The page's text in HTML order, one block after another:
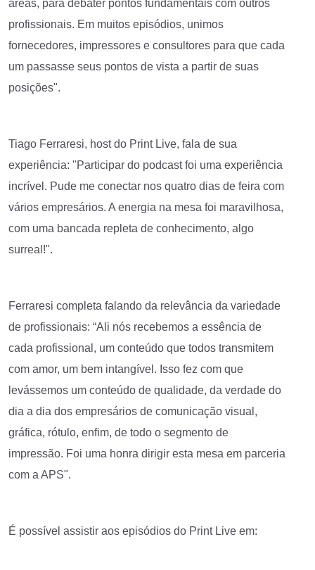
áreas, para debater pontos fundamentais com outros
profissionais. Em muitos episódios, unimos
fornecedores, impressores e consultores para que cada
um passasse seus pontos de vista a partir de suas
posições".
Tiago Ferraresi, host do Print Live, fala de sua
experiência: "Participar do podcast foi uma experiência
incrível. Pude me conectar nos quatro dias de feira com
vários empresários. A energia na mesa foi maravilhosa,
com uma bancada repleta de conhecimento, algo
surreal!".
Ferraresi completa falando da relevância da variedade
de profissionais: “Ali nós recebemos a essência de
cada profissional, um conteúdo que todos transmitem
com amor, um bem intangível. Isso fez com que
levássemos um conteúdo de qualidade, da verdade do
dia a dia dos empresários de comunicação visual,
gráfica, rótulo, enfim, de todo o segmento de
impressão. Foi uma honra dirigir esta mesa em parceria
com a APS".
É possível assistir aos episódios do Print Live em: